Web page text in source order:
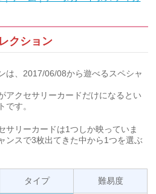
クション
は、2017/06/08から遊べるスペシャ
アクセサリーカードだけになるとい
です。
サリーカードは1つしか映っていま
ンスで3枚出てきた中から1つを選ぶ
タイプ 難易度